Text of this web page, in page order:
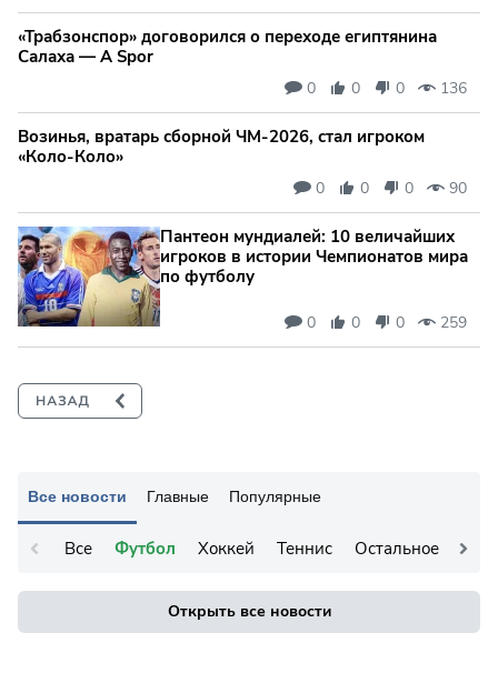
Все новости Главные Популярные
Все Футбол Хоккей Теннис Остальное
Открыть все новости
«Трабзонспор» договорился о переходе египтянина
Салаха — A Spor
0 0 0 136
Возинья, вратарь сборной ЧМ-2026, стал игроком
«Коло-Коло»
0 0 0 90
Пантеон мундиалей: 10 величайших
игроков в истории Чемпионатов мира
по футболу
0 0 0 259